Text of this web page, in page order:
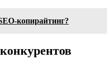
копирайтинг?